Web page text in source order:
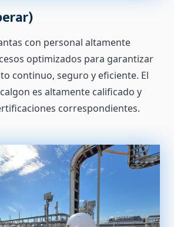
con personal altamente
optimizados para garantizar
continuo, seguro y eficiente. El
es altamente calificado y
correspondientes.